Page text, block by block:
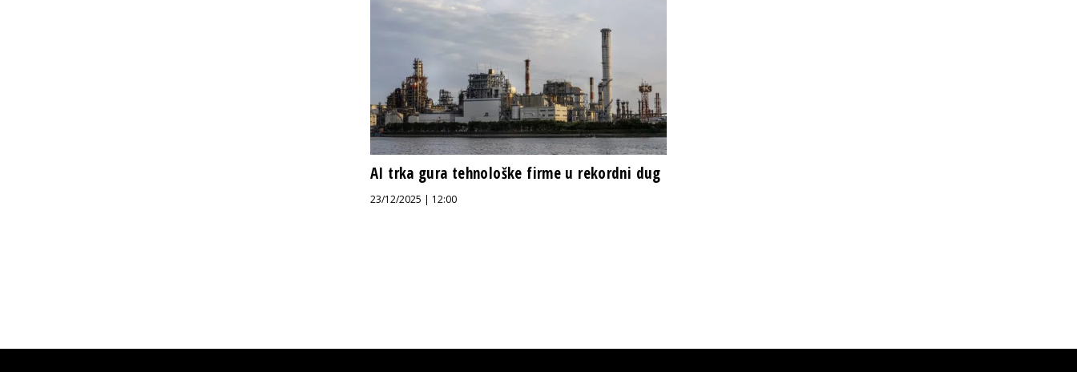
AI trka gura tehnološke firme u rekordni dug
23/12/2025 | 12:00